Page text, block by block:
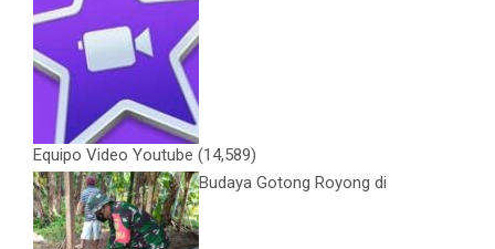
Equipo Video Youtube (14,589)
Budaya Gotong Royong di